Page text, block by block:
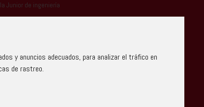
y anuncios adecuados, para analizar el tráfico en
de rastreo.